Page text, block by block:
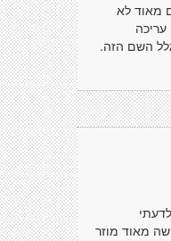
מאוד לא
השם הזה.
מאוד מוזר